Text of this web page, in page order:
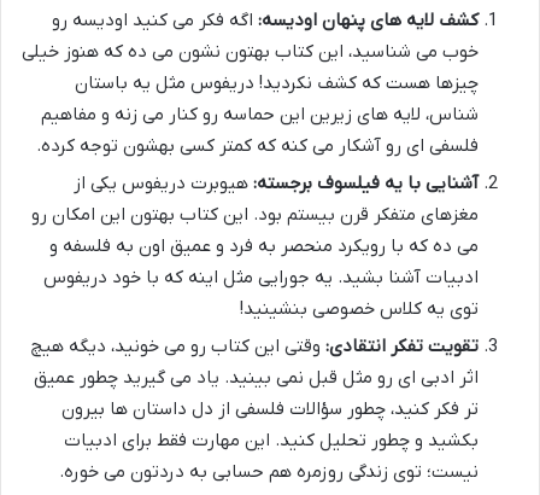
کشف لایه های پنهان اودیسه: اگه فکر می کنید اودیسه رو
خوب می شناسید، این کتاب بهتون نشون می ده که هنوز خیلی
چیزها هست که کشف نکردید! دریفوس مثل یه باستان
شناس، لایه های زیرین این حماسه رو کنار می زنه و مفاهیم
فلسفی ای رو آشکار می کنه که کمتر کسی بهشون توجه کرده.
آشنایی با یه فیلسوف برجسته: هیوبرت دریفوس یکی از
مغزهای متفکر قرن بیستم بود. این کتاب بهتون این امکان رو
می ده که با رویکرد منحصر به فرد و عمیق اون به فلسفه و
ادبیات آشنا بشید. یه جورایی مثل اینه که با خود دریفوس
توی یه کلاس خصوصی بنشینید!
تقویت تفکر انتقادی: وقتی این کتاب رو می خونید، دیگه هیچ
اثر ادبی ای رو مثل قبل نمی بینید. یاد می گیرید چطور عمیق
تر فکر کنید، چطور سؤالات فلسفی از دل داستان ها بیرون
بکشید و چطور تحلیل کنید. این مهارت فقط برای ادبیات
نیست؛ توی زندگی روزمره هم حسابی به دردتون می خوره.